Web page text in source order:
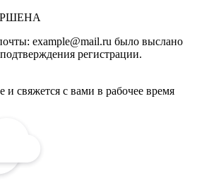
example@mail.ru было выслано
регистрации.
и свяжется с вами в рабочее время